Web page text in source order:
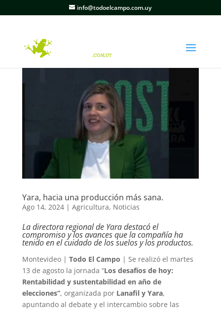
info@todoelcampo.com.uy
Yara, hacia una producción más sana.
Ago 14, 2024| Agricultura, Noticias
La directora regional de Yara destacó el
compromiso y los avances que la compañía ha
tenido en el cuidado de los suelos y los productos.
Montevideo | Todo El Campo | Se realizó el martes
13 de agosto la jornada “Los desafíos de hoy:
Rentabilidad y sustentabilidad en año de
elecciones”, organizada por Lanafil y Yara,
apuntando al debate y el intercambio sobre las